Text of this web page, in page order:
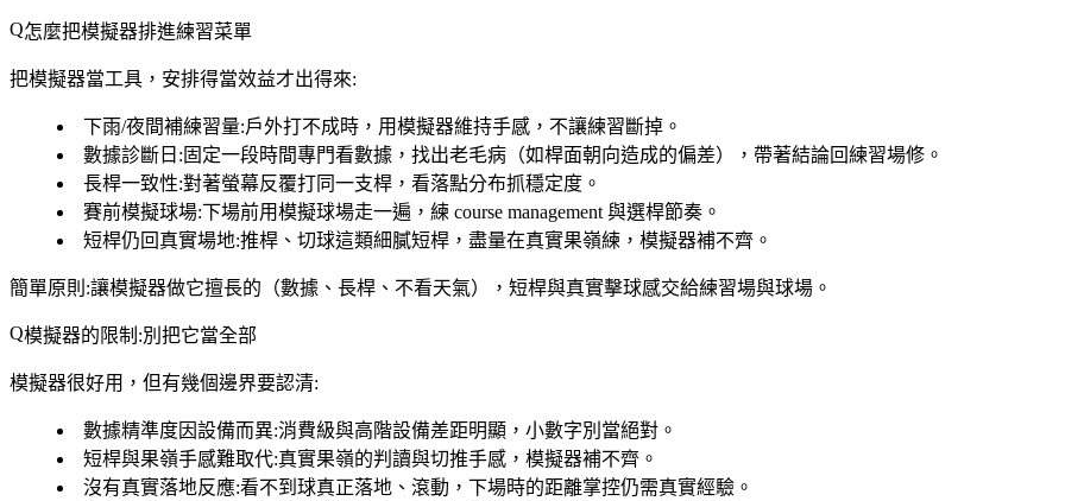
怎麼把模擬器排進練習菜單
把模擬器當工具，安排得當效益才出得來:
下雨/夜間補練習量:戶外打不成時，用模擬器維持手感，不讓練習斷掉。
數據診斷日 :固定一段時間專門看數據，找出老毛病（如桿面朝向造成的偏差），帶著結論回練習場修。
長桿一致性:對著螢幕反覆打同一支桿，看落點分布抓穩定度。
賽前模擬球場:下場前用模擬球場走一遍，練 course management 與選桿節奏。
短桿仍回真實場地:推桿、切球這類細膩短桿，盡量在真實果嶺練，模擬器補不齊。
簡單原則:讓模擬器做它擅長的（數據、長桿、不看天氣），短桿與真實擊球感交給練習場與球場。
模擬器的限制:別把它當全部
模擬器很好用，但有幾個邊界要認清:
數據精準度因設備而異:消費級與高階設備差距明顯，小數字別當絕對。
短桿與果嶺手感難取代:真實果嶺的判讀與切推手感，模擬器補不齊。
沒有真實落地反應:看不到球真正落地、滾動，下場時的距離掌控仍需真實經驗。